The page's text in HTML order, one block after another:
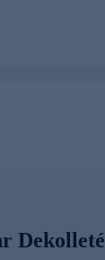
Dekolleté